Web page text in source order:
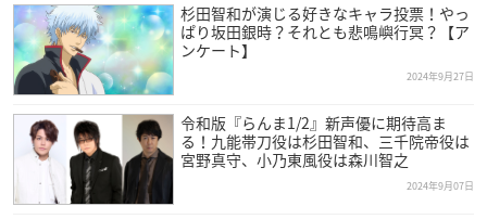
引用：株式会社AGRS 公式サイト
杉田智和
さんは埼玉県出身で、現在株式会社AGRSの代表取締
役を努めており、今年で44歳を迎えます。
杉田智和が演じる好きなキャラ投票！やっ
ぱり坂田銀時？それとも悲鳴嶼行冥？【ア
ンケート】
2024年9月27日
令和版『らんま1/2』新声優に期待高ま
る！九能帯刀役は杉田智和、三千院帝役は
宮野真守、小乃東風役は森川智之
2024年9月07日